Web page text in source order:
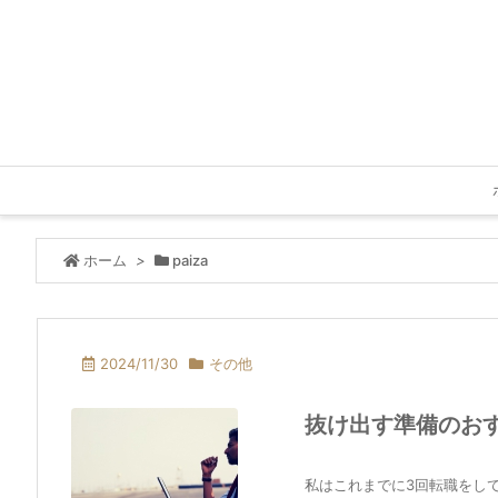
ホーム > paiza
2024/11/30 その他
抜け出す準備のお
私はこれまでに3回転職をし